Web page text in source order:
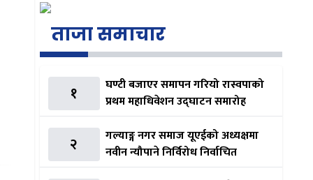
ताजा समाचार
१
घण्टी बजाएर समापन गरियो रास्वपाको
प्रथम महाधिवेशन उद्घाटन समारोह
२
गल्याङ्ग नगर समाज यूएईको अध्यक्षमा
नवीन न्यौपाने निर्विरोध निर्वाचित